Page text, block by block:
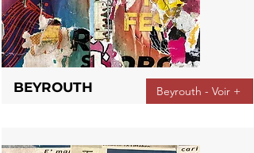
BEYROUTH Beyrouth - Voir +